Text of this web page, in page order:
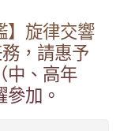
】旋律交響
，請惠予
中、高年
加。